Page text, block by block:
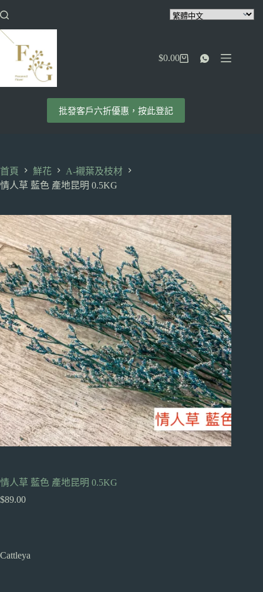
至
主
$0.00
批發客戶六折優惠，按此登記
首頁 鮮花
A-襯葉及枝材
情人草 藍色 產地昆明 0.5KG
情人草 藍色 產地昆明 0.5KG
$89.00
Cattleya